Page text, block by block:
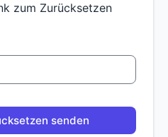
zum Zurücksetzen
senden